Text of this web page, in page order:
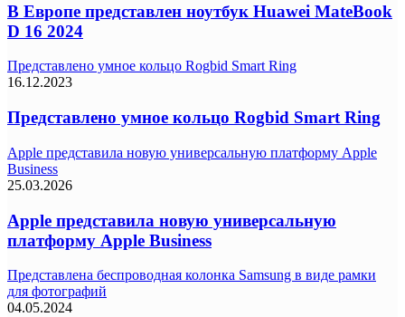
В Европе представлен ноутбук Huawei MateBook
D 16 2024
Представлено умное кольцо Rogbid Smart Ring
16.12.2023
Представлено умное кольцо Rogbid Smart Ring
Apple представила новую универсальную платформу Apple
Business
25.03.2026
Apple представила новую универсальную
платформу Apple Business
Представлена беспроводная колонка Samsung в виде рамки
для фотографий
04.05.2024